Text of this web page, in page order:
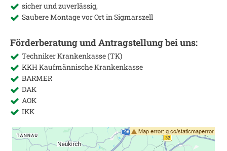
sicher und zuverlässig,
Saubere Montage vor Ort inSigmarszell
Förderberatung und Antragstellung bei uns:
Techniker Krankenkasse (TK)
KKH Kaufmännische Krankenkasse
BARMER
DAK
AOK
IKK